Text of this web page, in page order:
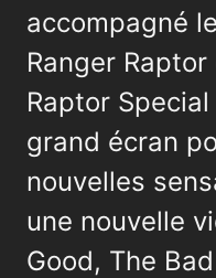
accompagné
Ranger
Raptor
grand écran
nouvelles
une nouvelle
Good, The